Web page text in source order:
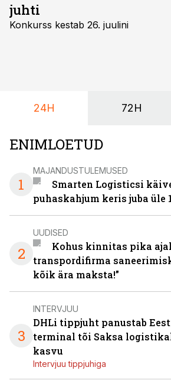
juhti
Konkurss kestab 26. juulini
24H 72H
ENIMLOETUD
1
MAJANDUSTULEMUSED
Smarten Logisticsi
puhaskahjum keris juba üle
2
UUDISED
Kohus kinnitas pika
transpordifirma
kõik ära maksta!”
3
INTERVJUU
DHLi tippjuht panustab
terminal tõi Saksa
kasvu
Intervjuu tippjuhiga